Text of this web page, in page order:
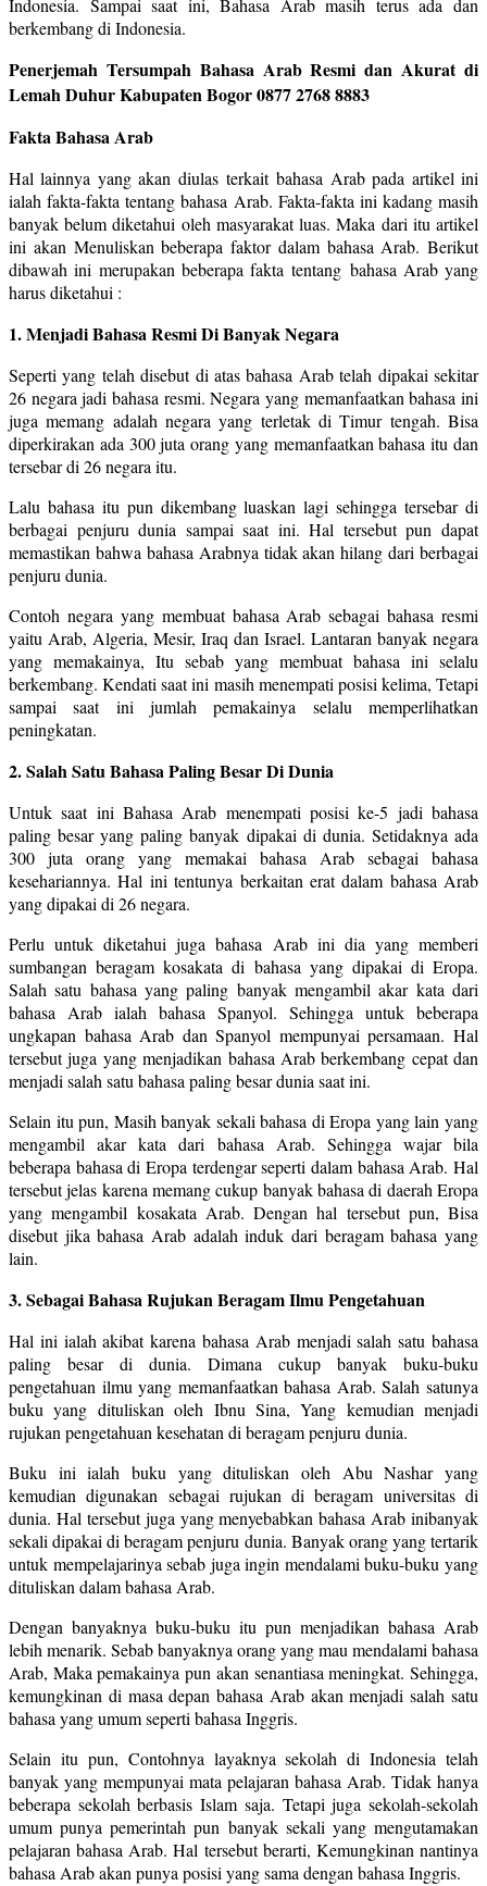
Indonesia. Sampai saat ini, Bahasa Arab masih terus ada dan
berkembang di Indonesia.
Penerjemah Tersumpah Bahasa Arab Resmi dan Akurat di
Lemah Duhur Kabupaten Bogor0877 2768 8883
Fakta Bahasa Arab
Hal lainnya yang akan diulas terkait bahasa Arab pada artikel ini
ialah fakta-fakta tentang bahasa Arab. Fakta-fakta ini kadang masih
banyak belum diketahui oleh masyarakat luas. Maka dari itu artikel
ini akan Menuliskan beberapa faktor dalam bahasa Arab. Berikut
dibawah ini merupakan beberapa fakta tentang bahasa Arab yang
harus diketahui :
1. Menjadi Bahasa Resmi Di Banyak Negara
Seperti yang telah disebut di atas bahasa Arab telah dipakai sekitar
26 negara jadi bahasa resmi. Negara yang memanfaatkan bahasa ini
juga memang adalah negara yang terletak di Timur tengah. Bisa
diperkirakan ada 300 juta orang yang memanfaatkan bahasa itu dan
tersebar di 26 negara itu.
Lalu bahasa itu pun dikembang luaskan lagi sehingga tersebar di
berbagai penjuru dunia sampai saat ini. Hal tersebut pun dapat
memastikan bahwa bahasa Arabnya tidak akan hilang dari berbagai
penjuru dunia.
Contoh negara yang membuat bahasa Arab sebagai bahasa resmi
yaitu Arab, Algeria, Mesir, Iraq dan Israel. Lantaran banyak negara
yang memakainya, Itu sebab yang membuat bahasa ini selalu
berkembang. Kendati saat ini masih menempati posisi kelima, Tetapi
sampai saat ini jumlah pemakainya selalu memperlihatkan
peningkatan.
2. Salah Satu Bahasa Paling Besar Di Dunia
Untuk saat ini Bahasa Arab menempati posisi ke-5 jadi bahasa
paling besar yang paling banyak dipakai di dunia. Setidaknya ada
300 juta orang yang memakai bahasa Arab sebagai bahasa
kesehariannya. Hal ini tentunya berkaitan erat dalam bahasa Arab
yang dipakai di 26 negara.
Perlu untuk diketahui juga bahasa Arab ini dia yang memberi
sumbangan beragam kosakata di bahasa yang dipakai di Eropa.
Salah satu bahasa yang paling banyak mengambil akar kata dari
bahasa Arab ialah bahasa Spanyol. Sehingga untuk beberapa
ungkapan bahasa Arab dan Spanyol mempunyai persamaan. Hal
tersebut juga yang menjadikan bahasa Arab berkembang cepat dan
menjadi salah satu bahasa paling besar dunia saat ini.
Selain itu pun, Masih banyak sekali bahasa di Eropa yang lain yang
mengambil akar kata dari bahasa Arab. Sehingga wajar bila
beberapa bahasa di Eropa terdengar seperti dalam bahasa Arab. Hal
tersebut jelas karena memang cukup banyak bahasa di daerah Eropa
yang mengambil kosakata Arab. Dengan hal tersebut pun, Bisa
disebut jika bahasa Arab adalah induk dari beragam bahasa yang
lain.
3. Sebagai Bahasa Rujukan Beragam Ilmu Pengetahuan
Hal ini ialah akibat karena bahasa Arab menjadi salah satu bahasa
paling besar di dunia. Dimana cukup banyak buku-buku
pengetahuan ilmu yang memanfaatkan bahasa Arab. Salah satunya
buku yang dituliskan oleh Ibnu Sina, Yang kemudian menjadi
rujukan pengetahuan kesehatan di beragam penjuru dunia.
Buku ini ialah buku yang dituliskan oleh Abu Nashar yang
kemudian digunakan sebagai rujukan di beragam universitas di
dunia. Hal tersebut juga yang menyebabkan bahasa Arab inibanyak
sekali dipakai di beragam penjuru dunia. Banyak orang yang tertarik
untuk mempelajarinya sebab juga ingin mendalami buku-buku yang
dituliskan dalam bahasa Arab.
Dengan banyaknya buku-buku itu pun menjadikan bahasa Arab
lebih menarik. Sebab banyaknya orang yang mau mendalami bahasa
Arab, Maka pemakainya pun akan senantiasa meningkat. Sehingga,
kemungkinan di masa depan bahasa Arab akan menjadi salah satu
bahasa yang umum seperti bahasa Inggris.
Selain itu pun, Contohnya layaknya sekolah di Indonesia telah
banyak yang mempunyai mata pelajaran bahasa Arab. Tidak hanya
beberapa sekolah berbasis Islam saja. Tetapi juga sekolah-sekolah
umum punya pemerintah pun banyak sekali yang mengutamakan
pelajaran bahasa Arab. Hal tersebut berarti, Kemungkinan nantinya
bahasa Arab akan punya posisi yang sama dengan bahasa Inggris.